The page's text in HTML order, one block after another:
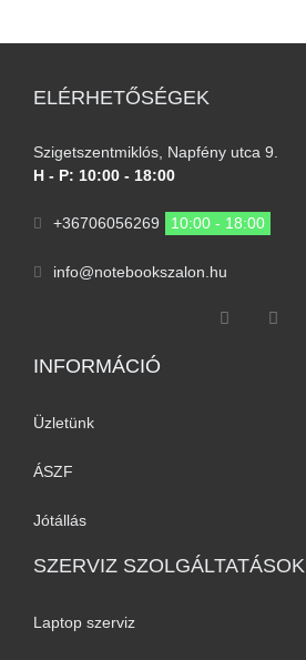
ELÉRHETŐSÉGEK
Szigetszentmiklós, Napfény utca 9.
H - P: 10:00 - 18:00
+36706056269 10:00 - 18:00
info@notebookszalon.hu
INFORMÁCIÓ​
Üzletünk
ÁSZF
Jótállás
SZERVIZ SZOLGÁLTATÁSOK
Laptop szerviz